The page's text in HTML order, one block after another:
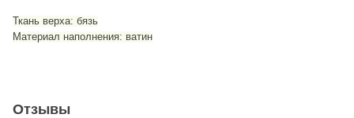
Ткань верха: бязь
Материал наполнения: ватин
Отзывы